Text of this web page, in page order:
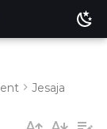
Jesaja